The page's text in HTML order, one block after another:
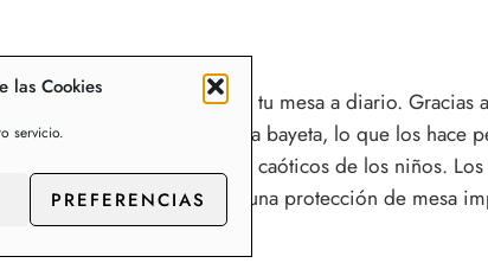
las Cookies
servicio.
PREFERENCIAS
solución para proteger tu mesa a diario. Gracias
limpian fácilmente con una bayeta, lo que los hace
para los juegos más caóticos de los niños.
personas mayores, y son una protección de mesa
especiales para niños.